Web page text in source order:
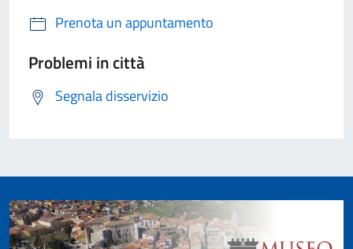
Prenota un appuntamento
Problemi in città
Segnala disservizio